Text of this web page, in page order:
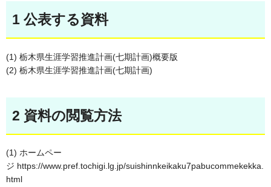
1 公表する資料
(1) 栃木県生涯学習推進計画(七期計画)概要版
(2) 栃木県生涯学習推進計画(七期計画)
2 資料の閲覧方法
(1) ホームペー
ジ https://www.pref.tochigi.lg.jp/suishinnkeikaku7pabucommekekka.
html